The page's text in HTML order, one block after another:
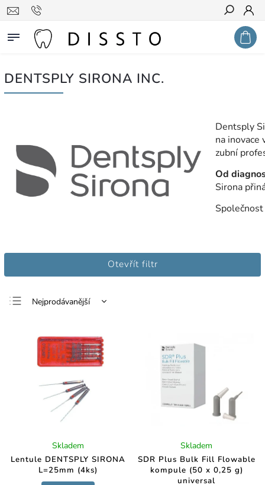
Hledat
DENTSPLY SIRONA INC.
Dentsply
na
zubní
Od
Sirona
Otevřít filtr
Nejprodávanější
Nejdražší
Abecedně
Lentule DENTSPLY SIRONA
L=25mm (4ks)
Skladem
SDR Plus Bulk Fill Flowable
kompule (50 x 0,25 g)
universal
Skladem